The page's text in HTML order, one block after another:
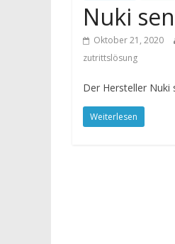
Nuki
Oktober 21, 2020
zutrittslösung
Der Hersteller
Weiterlesen